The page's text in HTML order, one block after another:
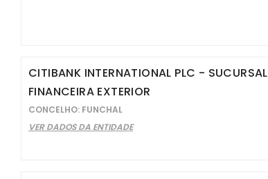
CITIBANK INTERNATIONAL PLC - SUCURSAL
FINANCEIRA EXTERIOR
CONCELHO: FUNCHAL
VER DADOS DA ENTIDADE